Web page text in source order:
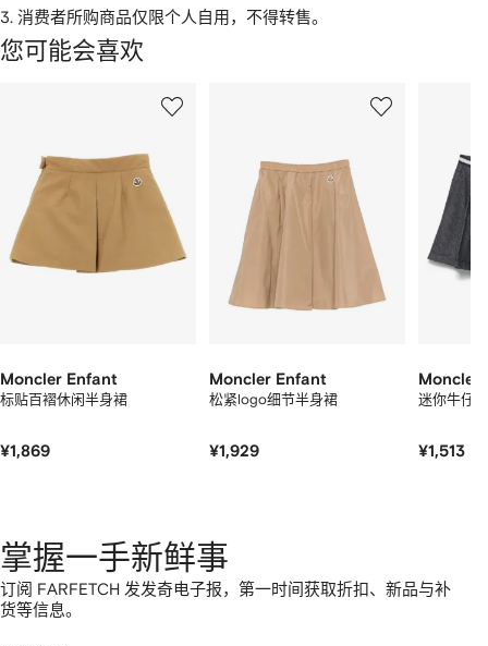
3. 消费者所购商品仅限个人自用，不得转售。
您可能会喜欢
Moncler Enfant
标贴百褶休闲半身裙
¥1,869
Moncler Enfant
松紧logo细节半身裙
¥1,929
Moncler
迷你牛仔
¥1,513
掌握一手新鲜事
订阅 FARFETCH 发发奇电子报，第一时间获取折扣、新品与补
货等信息。